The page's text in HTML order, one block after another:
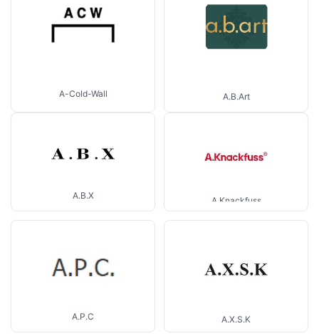
A-Cold-Wall A.B.Art
A.B.X A.Knackfuss
A.P.C A.X.S.K